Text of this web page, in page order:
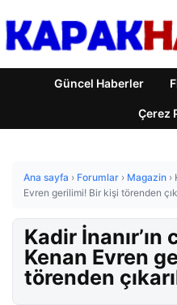
Güncel Haberler
Çerez
Ana sayfa › Forumlar › Magazin ›
Evren gerilimi! Bir kişi törenden
Kadir
Kenan Evren
törenden